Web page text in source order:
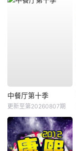
中餐厅第十季
更新至第20260807期